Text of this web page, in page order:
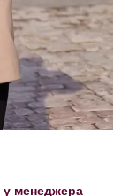
у менеджера